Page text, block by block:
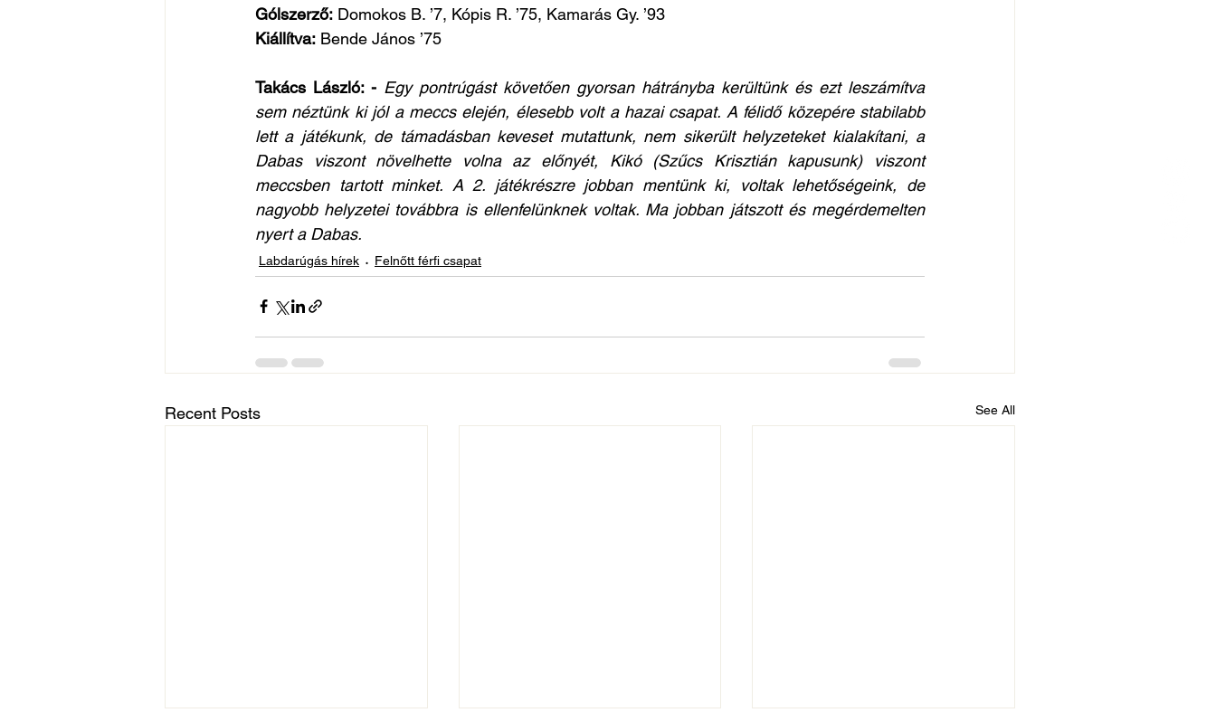
Gólszerző: Domokos B. ’7, Kópis R. ’75, Kamarás Gy. ’93
Kiállítva: Bende János ’75
Takács László: - Egy pontrúgást követően gyorsan hátrányba kerültünk és ezt leszámítva
sem néztünk ki jól a meccs elején, élesebb volt a hazai csapat. A félidő közepére stabilabb
lett a játékunk, de támadásban keveset mutattunk, nem sikerült helyzeteket kialakítani, a
Dabas viszont növelhette volna az előnyét, Kikó (Szűcs Krisztián kapusunk) viszont
meccsben tartott minket. A 2. játékrészre jobban mentünk ki, voltak lehetőségeink, de
nagyobb helyzetei továbbra is ellenfelünknek voltak. Ma jobban játszott és megérdemelten
nyert a Dabas.
Labdarúgás hírek Felnőtt férfi csapat
Recent Posts See All